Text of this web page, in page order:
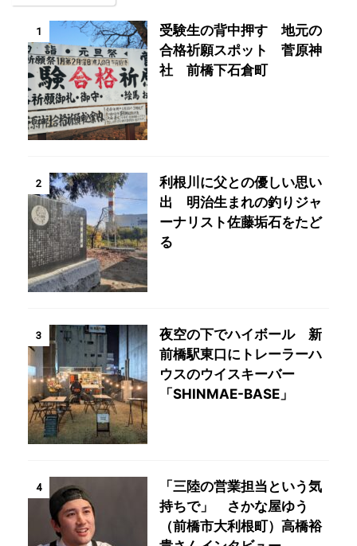
1
受験生の背中押す 地元の
合格祈願スポット 菅原神
社 前橋下石倉町
2
利根川に父との優しい思い
出 明治生まれの釣りジャ
ーナリスト佐藤垢石をたど
る
3
夜空の下でハイボール 新
前橋駅東口にトレーラーハ
ウスのウイスキーバー
「SHINMAE-BASE」
4
「三陸の営業担当という気
持ちで」 さかな屋ゆう
（前橋市大利根町）高橋裕